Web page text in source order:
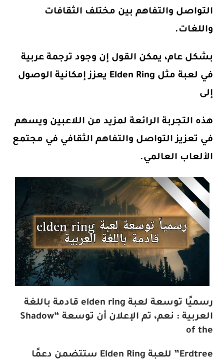
التواصل والتفاهم بين مختلف الثقافات
واللغات.
بشكل عام، يمكن القول إن وجود ترجمة عربية
في لعبة مثل Elden Ring يعزز إمكانية الوصول
إلى
هذه التجربة الرائعة لمزيد من اللاعبين ويسهم
في تعزيز التواصل والتفاهم الثقافي في مجتمع
الألعاب العالمي.
رسميًا توسعة لعبة elden ring قادمة باللغة
العربية : نعم، تم الإعلان أن توسعة “Shadow
of the
Erdtree” للعبة Elden Ring ستتضمن دعمًا